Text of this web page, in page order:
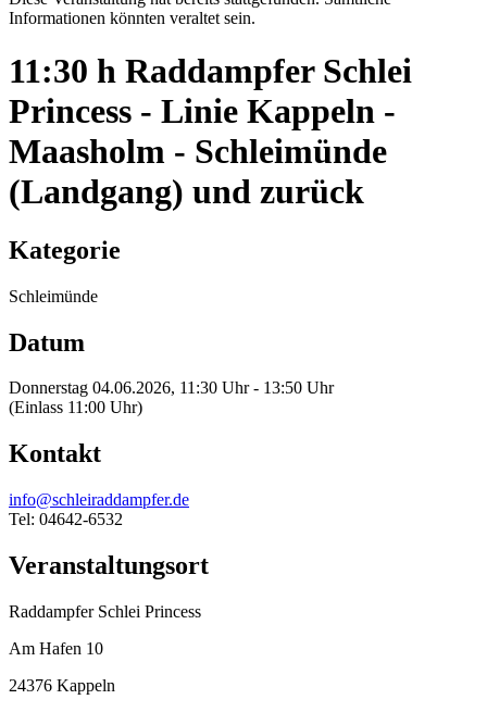
Informationen könnten veraltet sein.
11:30 h Raddampfer Schlei
Princess - Linie Kappeln -
Maasholm - Schleimünde
(Landgang) und zurück
Kategorie
Schleimünde
Datum
Donnerstag 04.06.2026, 11:30 Uhr - 13:50 Uhr
(Einlass 11:00 Uhr)
Kontakt
info@schleiraddampfer.de
Tel: 04642-6532
Veranstaltungsort
Raddampfer Schlei Princess
Am Hafen 10
24376 Kappeln